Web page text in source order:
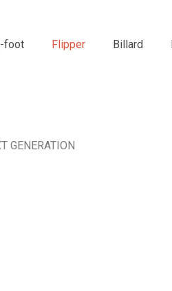
foot Flipper Billard
GENERATION